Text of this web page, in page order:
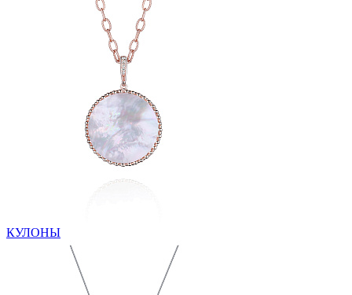
КУЛОНЫ